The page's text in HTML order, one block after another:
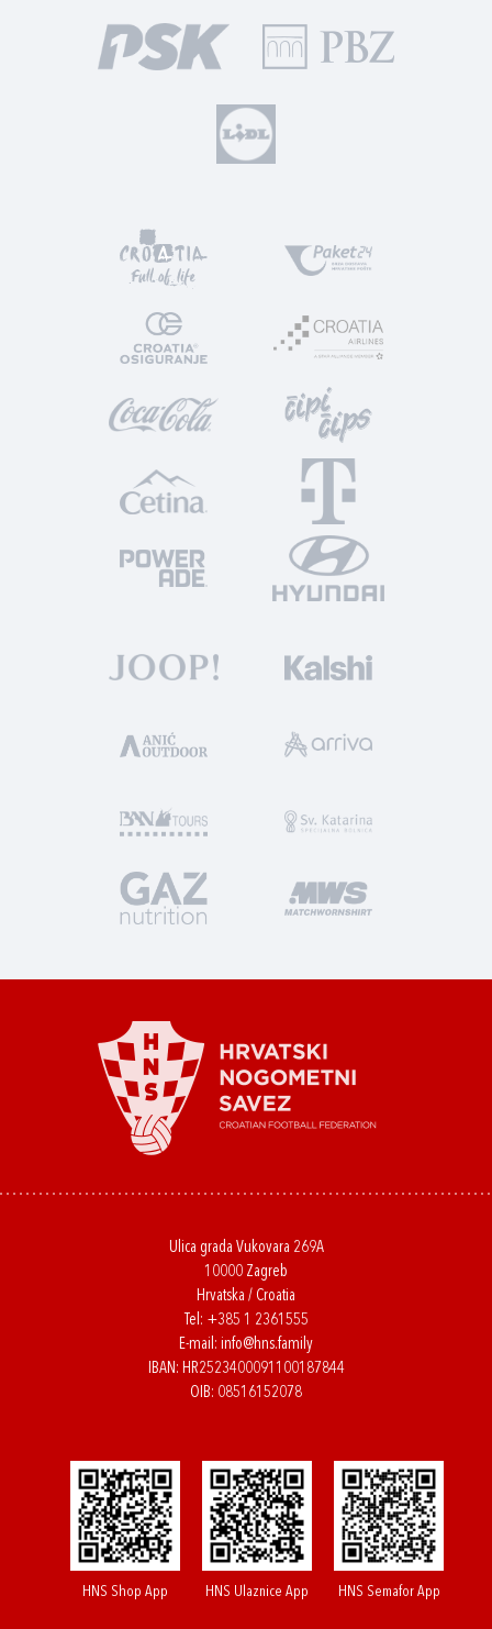
Ulica grada Vukovara 269A
10000 Zagreb
Hrvatska / Croatia
Tel: +385 1 2361555
E-mail: info@hns.family
IBAN: HR2523400091100187844
OIB: 08516152078
HNS Shop App HNS Ulaznice App HNS Semafor App